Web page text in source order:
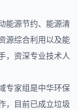
能源节约、能源清
源综合利用以及能
，资深专业技术人
专家组是中华环保
，目前已成立垃圾